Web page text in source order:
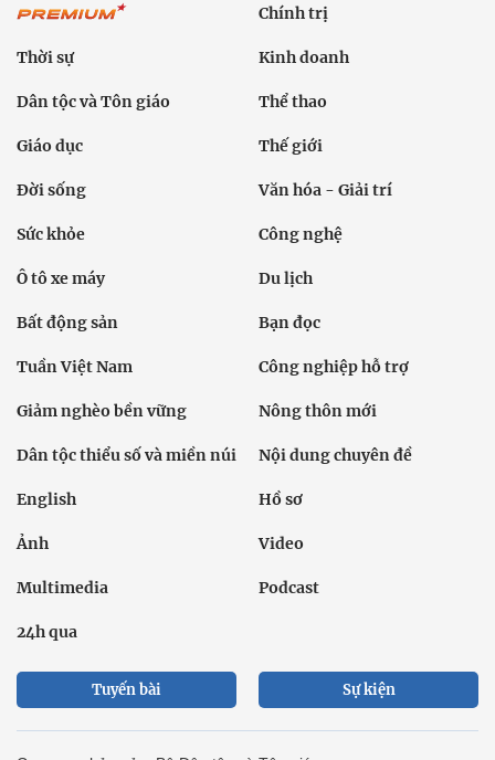
Chính trị
Thời sự Kinh doanh
Dân tộc và Tôn giáo Thể thao
Giáo dục Thế giới
Đời sống Văn hóa - Giải trí
Sức khỏe Công nghệ
Ô tô xe máy Du lịch
Bất động sản Bạn đọc
Tuần Việt Nam Công nghiệp hỗ trợ
Giảm nghèo bền vững Nông thôn mới
Dân tộc thiểu số và miền núi Nội dung chuyên đề
English Hồ sơ
Ảnh Video
Multimedia Podcast
24h qua
Tuyến bài Sự kiện